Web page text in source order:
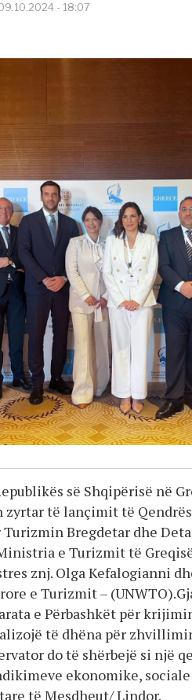
- 18:07
së Shqipërisë në
zyrtar të lançimit të
Bregdetar dhe
e Turizmit të
znj. Olga Kefalogianni
e Turizmit –
e Përbashkët për
të dhëna për
do të shërbejë si një
ekonomike,
të Mesdheut/ Lindor.